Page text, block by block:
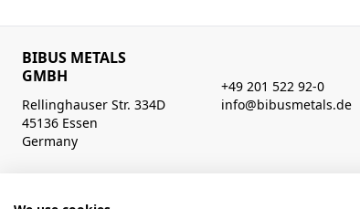
BIBUS METALS
GMBH
Rellinghauser Str. 334D
45136 Essen
Germany
+49 201 522 92-0
info@bibusmetals.de